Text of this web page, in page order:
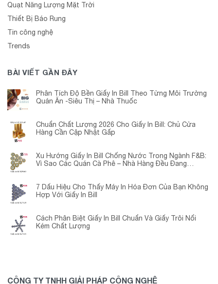
Quạt Năng Lượng Mặt Trời
Thiết Bị Báo Rung
Tin công nghệ
Trends
BÀI VIẾT GẦN ĐÂY
Phân Tích Độ Bền Giấy In Bill Theo Từng Môi Trường
Quán Ăn -Siêu Thị – Nhà Thuốc
Chuẩn Chất Lượng 2026 Cho Giấy In Bill: Chủ Cửa
Hàng Cần Cập Nhật Gấp
Xu Hướng Giấy In Bill Chống Nước Trong Ngành F&B:
Vì Sao Các Quán Cà Phê – Nhà Hàng Đều Đang
7 Dấu Hiệu Cho Thấy Máy In Hóa Đơn Của Bạn Không
Hợp Với Giấy In Bill
Cách Phân Biệt Giấy In Bill Chuẩn Và Giấy Trôi Nổi
Kém Chất Lượng
CÔNG TY TNHH GIẢI PHÁP CÔNG NGHỆ